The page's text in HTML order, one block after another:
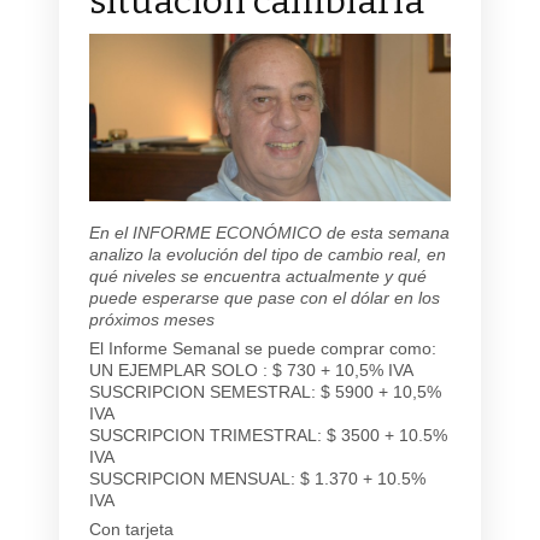
En el INFORME ECONÓMICO de esta semana
analizo la evolución del tipo de cambio real, en
qué niveles se encuentra actualmente y qué
puede esperarse que pase con el dólar en los
próximos meses
El Informe Semanal se puede comprar como:
UN EJEMPLAR SOLO : $ 730 + 10,5% IVA
SUSCRIPCION SEMESTRAL: $ 5900 + 10,5%
IVA
SUSCRIPCION TRIMESTRAL: $ 3500 + 10.5%
IVA
SUSCRIPCION MENSUAL: $ 1.370 + 10.5%
IVA
Con tarjeta